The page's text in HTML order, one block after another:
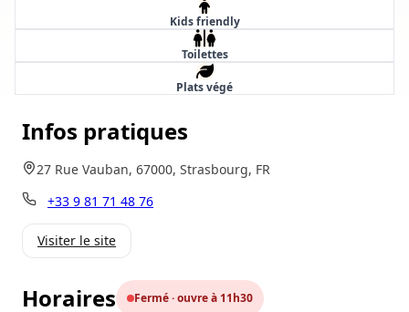
Kids friendly
Toilettes
Plats végé
Infos pratiques
27 Rue Vauban, 67000, Strasbourg, FR
+33 9 81 71 48 76
Visiter le site
Horaires Fermé · ouvre à 11h30